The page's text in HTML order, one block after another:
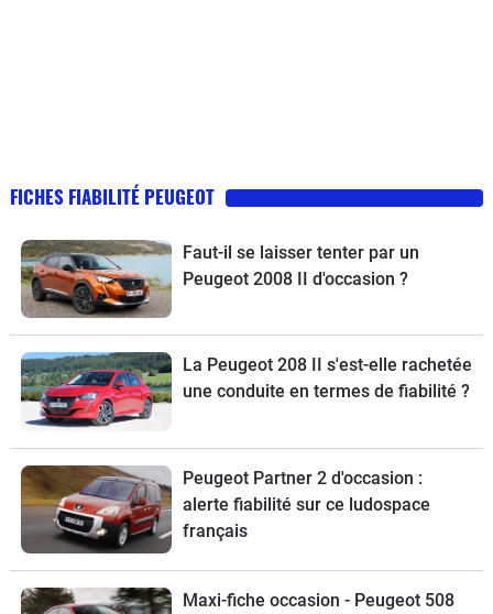
FICHES FIABILITÉ PEUGEOT
Faut-il se laisser tenter par un
Peugeot 2008 II d'occasion ?
La Peugeot 208 II s'est-elle rachetée
une conduite en termes de fiabilité ?
Peugeot Partner 2 d'occasion :
alerte fiabilité sur ce ludospace
français
Maxi-fiche occasion - Peugeot 508